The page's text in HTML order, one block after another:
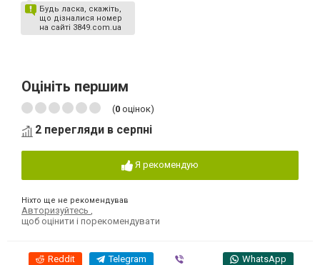
Будь ласка, скажіть,
що дізналися номер
на сайті 3849.com.ua
Оцініть першим
(0 оцінок)
2 перегляди в серпні
Я рекомендую
Ніхто ще не рекомендував
Авторизуйтесь
щоб оцінити і порекомендувати
Reddit Telegram WhatsApp